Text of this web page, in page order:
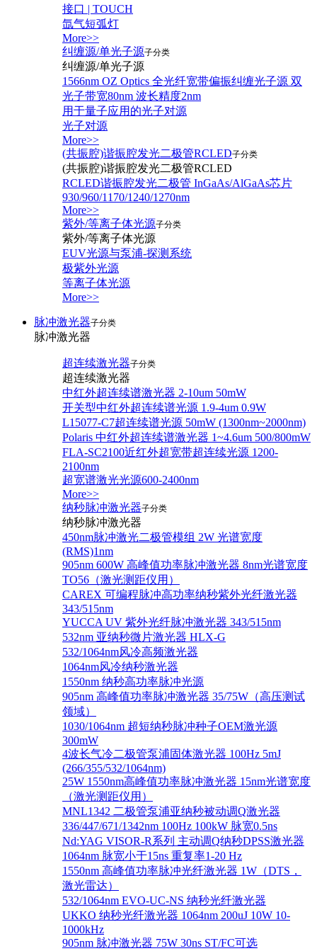
接口 | TOUCH
氙气短弧灯
More>>
纠缠源/单光子源子分类
纠缠源/单光子源
1566nm OZ Optics 全光纤宽带偏振纠缠光子源 双
光子带宽80nm 波长精度2nm
用于量子应用的光子对源
光子对源
More>>
(共振腔)谐振腔发光二极管RCLED子分类
(共振腔)谐振腔发光二极管RCLED
RCLED谐振腔发光二极管 InGaAs/AlGaAs芯片
930/960/1170/1240/1270nm
More>>
紫外/等离子体光源子分类
紫外/等离子体光源
EUV光源与泵浦-探测系统
极紫外光源
等离子体光源
More>>
脉冲激光器子分类
脉冲激光器
超连续激光器子分类
超连续激光器
中红外超连续谱激光器 2-10um 50mW
开关型中红外超连续谱光源 1.9-4um 0.9W
L15077-C7超连续谱光源 50mW (1300nm~2000nm)
Polaris 中红外超连续谱激光器 1~4.6um 500/800mW
FLA-SC2100近红外超宽带超连续光源 1200-
2100nm
超宽谱激光光源600-2400nm
More>>
纳秒脉冲激光器子分类
纳秒脉冲激光器
450nm脉冲激光二极管模组 2W 光谱宽度
(RMS)1nm
905nm 600W 高峰值功率脉冲激光器 8nm光谱宽度
TO56（激光测距仪用）
CAREX 可编程脉冲高功率纳秒紫外光纤激光器
343/515nm
YUCCA UV 紫外光纤脉冲激光器 343/515nm
532nm 亚纳秒微片激光器 HLX-G
532/1064nm风冷高频激光器
1064nm风冷纳秒激光器
1550nm 纳秒高功率脉冲光源
905nm 高峰值功率脉冲激光器 35/75W（高压测试
领域）
1030/1064nm 超短纳秒脉冲种子OEM激光源
300mW
4波长气冷二极管泵浦固体激光器 100Hz 5mJ
(266/355/532/1064nm)
25W 1550nm高峰值功率脉冲激光器 15nm光谱宽度
（激光测距仪用）
MNL1342 二极管泵浦亚纳秒被动调Q激光器
336/447/671/1342nm 100Hz 100kW 脉宽0.5ns
Nd:YAG VISOR-R系列 主动调Q纳秒DPSS激光器
1064nm 脉宽小于15ns 重复率1-20 Hz
1550nm 高峰值功率脉冲光纤激光器 1W（DTS，
激光雷达）
532/1064nm EVO-UC-NS 纳秒光纤激光器
UKKO 纳秒光纤激光器 1064nm 200uJ 10W 10-
1000kHz
905nm 脉冲激光器 75W 30ns ST/FC可选